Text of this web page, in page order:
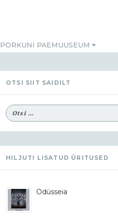
PORKUNI PAEMUUSEUM
OTSI SIIT SAIDILT
HILJUTI LISATUD ÜRITUSED
Odüsseia